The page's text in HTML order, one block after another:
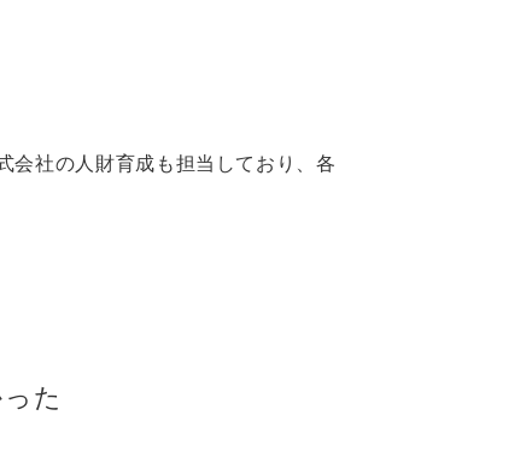
社の人財育成も担当しており、各
た